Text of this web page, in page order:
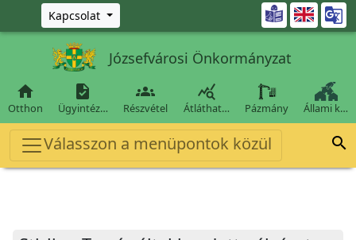
Ugrás a fő tartalomra
Kapcsolat 
Józsefvárosi Önkormányzat

Otthon

Ügyintéz…

Részvétel

Átláthat… Pázmány Állami k…
Válasszon a menüpontok közül 